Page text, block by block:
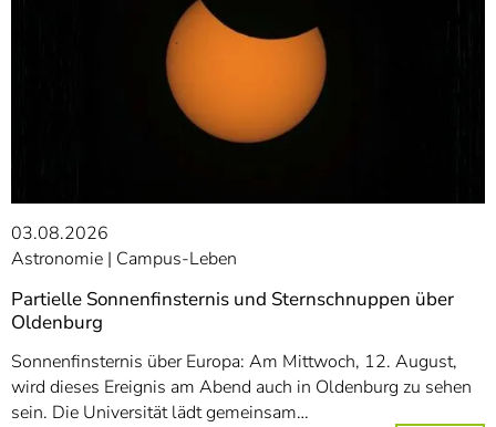
03.08.2026
Astronomie Campus-Leben
Partielle Sonnenfinsternis und Sternschnuppen über
Oldenburg
Sonnenfinsternis über Europa: Am Mittwoch, 12. August,
wird dieses Ereignis am Abend auch in Oldenburg zu sehen
sein. Die Universität lädt gemeinsam…